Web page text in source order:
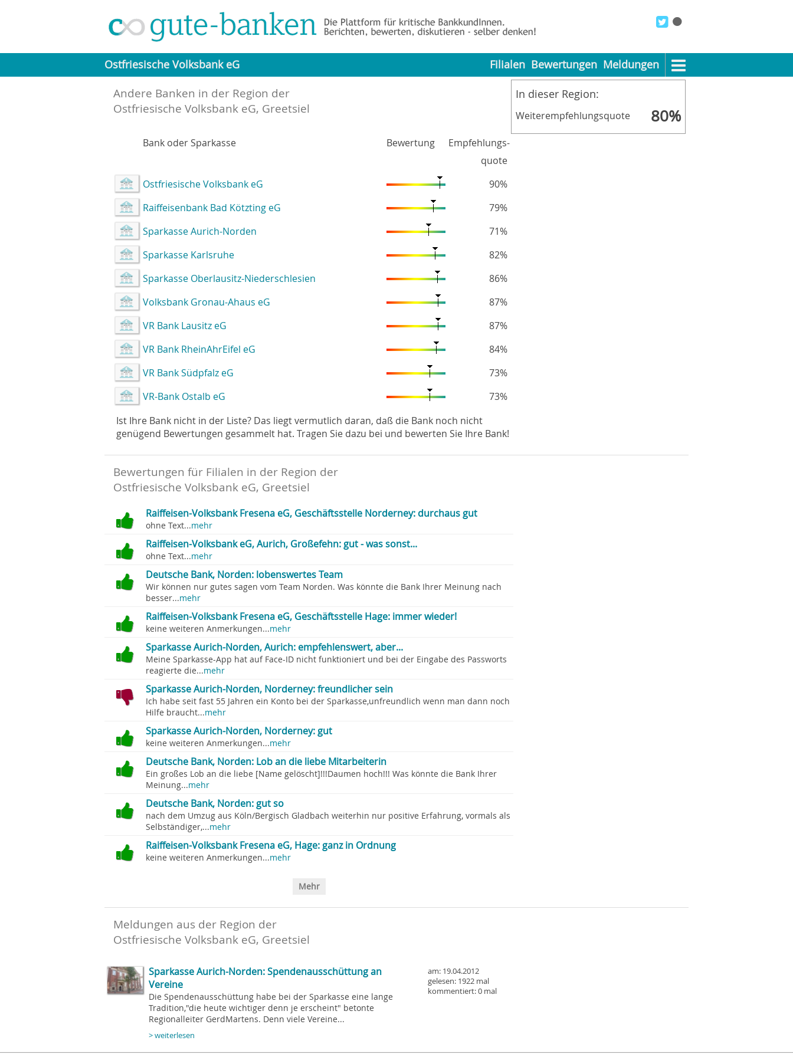
Ostfriesische Volksbank eG Filialen Bewertungen Meldungen
In dieser Region:
Weiterempfehlungsquote 80%
Andere Banken in der Region der
Ostfriesische Volksbank eG, Greetsiel
Bank oder Sparkasse Bewertung
Empfehlungs-
quote
Ostfriesische Volksbank eG
90%
Raiffeisenbank Bad Kötzting eG
79%
Sparkasse Aurich-Norden
71%
Sparkasse Karlsruhe
82%
Sparkasse Oberlausitz-Niederschlesien
86%
Volksbank Gronau-Ahaus eG
87%
VR Bank Lausitz eG
87%
VR Bank RheinAhrEifel eG
84%
VR Bank Südpfalz eG
73%
VR-Bank Ostalb eG
73%
Ist Ihre Bank nicht in der Liste? Das liegt vermutlich daran, daß die Bank noch nicht
genügend Bewertungen gesammelt hat. Tragen Sie dazu bei und bewerten Sie Ihre Bank!
Bewertungen für Filialen in der Region der
Ostfriesische Volksbank eG, Greetsiel
Raiffeisen-Volksbank Fresena eG, Geschäftsstelle Norderney: durchaus gut
ohne Text...mehr
Raiffeisen-Volksbank eG, Aurich, Großefehn: gut - was sonst...
ohne Text...mehr
Deutsche Bank, Norden: lobenswertes Team
Wir können nur gutes sagen vom Team Norden. Was könnte die Bank Ihrer Meinung nach
besser...mehr
Raiffeisen-Volksbank Fresena eG, Geschäftsstelle Hage: immer wieder!
keine weiteren Anmerkungen...mehr
Sparkasse Aurich-Norden, Aurich: empfehlenswert, aber...
Meine Sparkasse-App hat auf Face-ID nicht funktioniert und bei der Eingabe des Passworts
reagierte die...mehr
Sparkasse Aurich-Norden, Norderney: freundlicher sein
Ich habe seit fast 55 Jahren ein Konto bei der Sparkasse,unfreundlich wenn man dann noch
Hilfe braucht...mehr
Sparkasse Aurich-Norden, Norderney: gut
keine weiteren Anmerkungen...mehr
Deutsche Bank, Norden: Lob an die liebe Mitarbeiterin
Ein großes Lob an die liebe [Name gelöscht]!!!Daumen hoch!!! Was könnte die Bank Ihrer
Meinung...mehr
Deutsche Bank, Norden: gut so
nach dem Umzug aus Köln/Bergisch Gladbach weiterhin nur positive Erfahrung, vormals als
Selbständiger,...mehr
Raiffeisen-Volksbank Fresena eG, Hage: ganz in Ordnung
keine weiteren Anmerkungen...mehr
Mehr
Meldungen aus der Region der
Ostfriesische Volksbank eG, Greetsiel
am: 19.04.2012
gelesen: 1922 mal
kommentiert: 0 mal
Sparkasse Aurich-Norden: Spendenausschüttung an
Vereine
Die Spendenausschüttung habe bei der Sparkasse eine lange
Tradition,"die heute wichtiger denn je erscheint" betonte
Regionalleiter GerdMartens. Denn viele Vereine...
> weiterlesen